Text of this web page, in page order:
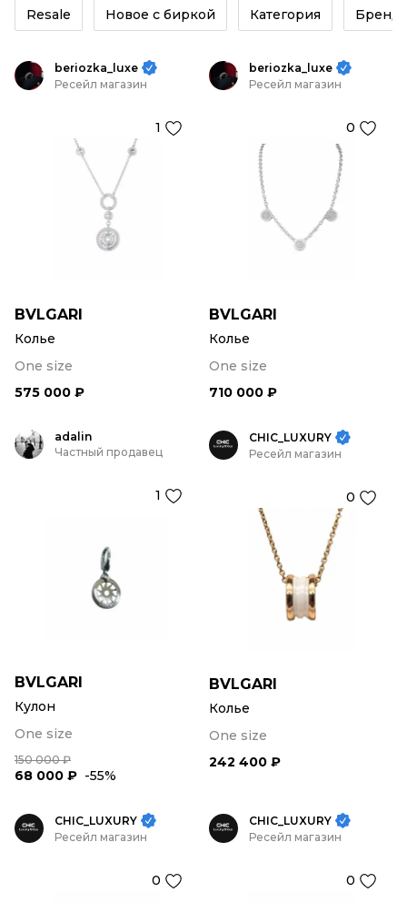
Resale Новое с биркой Категория Бренд
beriozka_luxe
Ресейл магазин
1
BVLGARI
Колье
One size
575 000 ₽
beriozka_luxe
Ресейл магазин
0
BVLGARI
Колье
One size
710 000 ₽
adalin
Частный продавец
1
BVLGARI
Кулон
One size
150 000 ₽
68 000 ₽ -55%
CHIC_LUXURY
Ресейл магазин
0
BVLGARI
Колье
One size
242 400 ₽
CHIC_LUXURY
Ресейл магазин
0
CHIC_LUXURY
Ресейл магазин
0